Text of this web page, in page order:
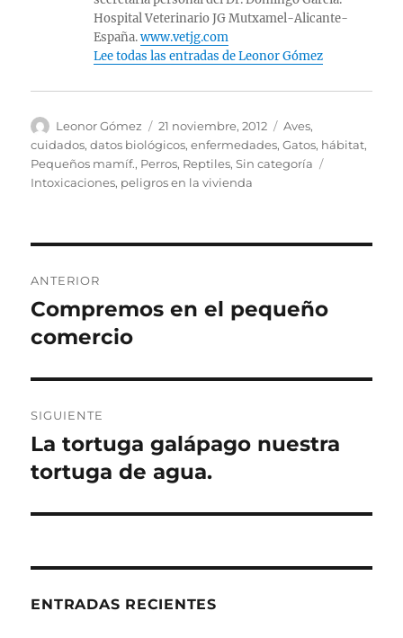
Hospital Veterinario JG Mutxamel-Alicante-
España.www.vetjg.com
Lee todas las entradas de Leonor Gómez
Autor
Leonor Gómez
Publicado
el
21 noviembre, 2012 Categorías
Aves,
cuidados,datos biológicos,enfermedades,Gatos, hábitat,
Pequeños mamíf., Perros, Reptiles,Sin categoría
Intoxicaciones, peligros en la vivienda
de
entradas
ANTERIOR
Entrada
anterior:
Compremos en el pequeño
comercio
SIGUIENTE
Entrada
siguiente:
La tortuga galápago nuestra
tortuga de agua.
ENTRADAS RECIENTES